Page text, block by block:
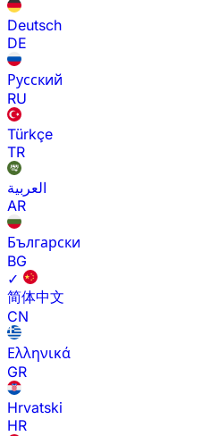
Deutsch
DE
Русский
RU
Türkçe
TR
العربية
AR
Български
BG
✓
简体中文
CN
Ελληνικά
GR
Hrvatski
HR